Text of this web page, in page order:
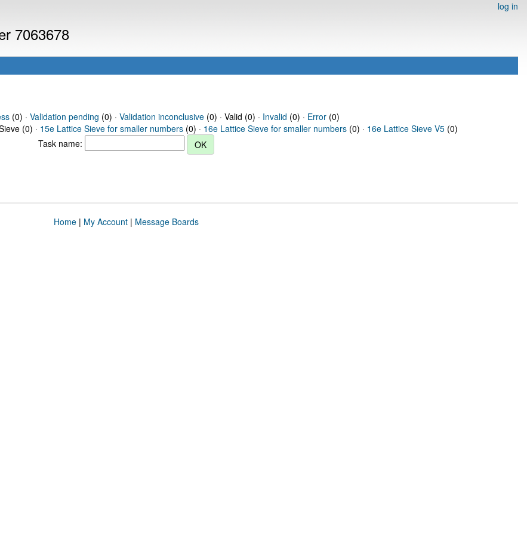
log in
7063678
(0) · Validation pending (0) · Validation inconclusive(0) · Valid (0) · Invalid (0) · Error(0)
(0) · 15e Lattice Sieve for smaller numbers (0) · 16e Lattice Sieve for smaller numbers (0) · 16e Lattice Sieve V5 (0)
Task name:
Home| My Account| Message Boards